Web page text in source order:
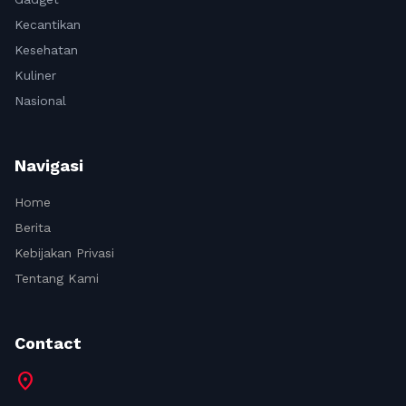
Kecantikan
Kesehatan
Kuliner
Nasional
Navigasi
Home
Berita
Kebijakan Privasi
Tentang Kami
Contact
location_on